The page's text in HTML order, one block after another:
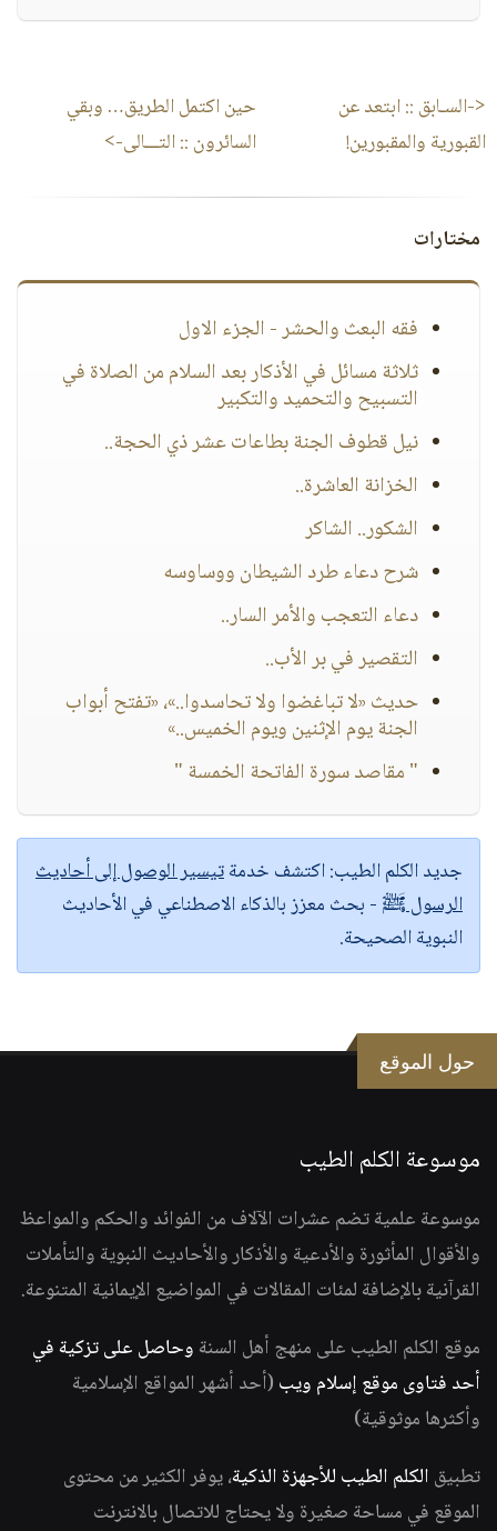
<-السـابق ::ابتعد عن
القبورية والمقبورين!
حين اكتمل الطريق… وبقي
السائرون :: التـــالى->
مختارات
فقه البعث والحشر - الجزء الاول
ثلاثة مسائل في الأذكار بعد السلام من الصلاة في
التسبيح والتحميد والتكبير
نيل قطوف الجنة بطاعات عشر ذي الحجة..
الخزانة العاشرة..
الشكور.. الشاكر
شرح دعاء طرد الشيطان ووساوسه
دعاء التعجب والأمر السار..
التقصير في بر الأب..
حديث «لا تباغضوا ولا تحاسدوا..»، «تفتح أبواب
الجنة يوم الإثنين ويوم الخميس..»
" مقاصد سورة الفاتحة الخمسة "
جديد الكلم الطيب:اكتشف خدمةتيسير الوصول إلى أحاديث
الرسول ﷺ - بحث معزز بالذكاء الاصطناعي في الأحاديث
النبوية الصحيحة.
حول الموقع
موسوعة الكلم الطيب
موسوعة علمية تضم عشرات الآلاف من الفوائد والحكم والمواعظ
والأقوال المأثورة والأدعية والأذكار والأحاديث النبوية والتأملات
القرآنية بالإضافة لمئات المقالات في المواضيع الإيمانية المتنوعة.
موقع الكلم الطيب على منهج أهل السنة وحاصل على تزكية في
أحد فتاوى موقع إسلام ويب (أحد أشهر المواقع الإسلامية
وأكثرها موثوقية)
تطبيق الكلم الطيب للأجهزة الذكية، يوفر الكثير من محتوى
الموقع في مساحة صغيرة ولا يحتاج للاتصال بالانترنت